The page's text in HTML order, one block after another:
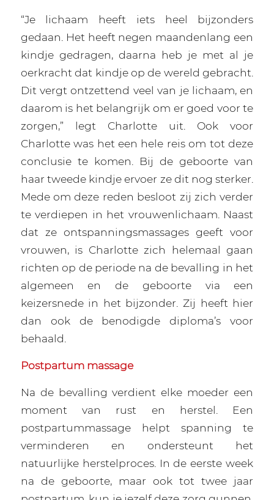
“Je lichaam heeft iets heel bijzonders
gedaan. Het heeft negen maandenlang een
kindje gedragen, daarna heb je met al je
oerkracht dat kindje op de wereld gebracht.
Dit vergt ontzettend veel van je lichaam, en
daarom is het belangrijk om er goed voor te
zorgen,” legt Charlotte uit. Ook voor
Charlotte was het een hele reis om tot deze
conclusie te komen. Bij de geboorte van
haar tweede kindje ervoer ze dit nog sterker.
Mede om deze reden besloot zij zich verder
te verdiepen in het vrouwenlichaam. Naast
dat ze ontspanningsmassages geeft voor
vrouwen, is Charlotte zich helemaal gaan
richten op de periode na de bevalling in het
algemeen en de geboorte via een
keizersnede in het bijzonder. Zij heeft hier
dan ook de benodigde diploma’s voor
behaald.
Postpartum massage
Na de bevalling verdient elke moeder een
moment van rust en herstel. Een
postpartummassage helpt spanning te
verminderen en ondersteunt het
natuurlijke herstelproces. In de eerste week
na de geboorte, maar ook tot twee jaar